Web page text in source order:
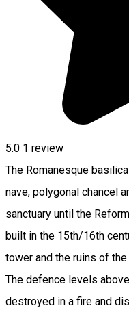
5.0 1 review
The Romanesque
nave, polygonal chancel
sanctuary until the
built in the 15th/16th
tower and the ruins of
The defence levels
destroyed in a fire and